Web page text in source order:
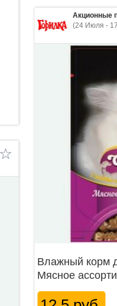
Акционные
(24 Июля -
Влажный корм
Мясное